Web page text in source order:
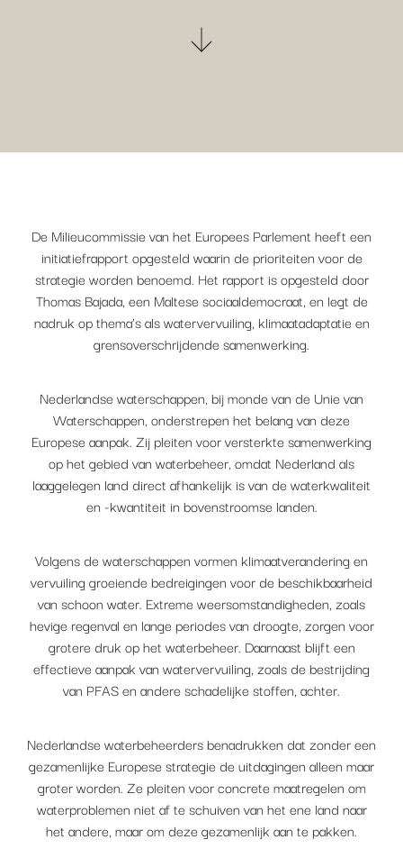
De Milieucommissie van het Europees Parlement heeft een
initiatiefrapport opgesteld waarin de prioriteiten voor de
strategie worden benoemd. Het rapport is opgesteld door
Thomas Bajada, een Maltese sociaaldemocraat, en legt de
nadruk op thema’s als watervervuiling, klimaatadaptatie en
grensoverschrijdende samenwerking.
Nederlandse waterschappen, bij monde van de Unie van
Waterschappen, onderstrepen het belang van deze
Europese aanpak. Zij pleiten voor versterkte samenwerking
op het gebied van waterbeheer, omdat Nederland als
laaggelegen land direct afhankelijk is van de waterkwaliteit
en -kwantiteit in bovenstroomse landen.
Volgens de waterschappen vormen klimaatverandering en
vervuiling groeiende bedreigingen voor de beschikbaarheid
van schoon water. Extreme weersomstandigheden, zoals
hevige regenval en lange periodes van droogte, zorgen voor
grotere druk op het waterbeheer. Daarnaast blijft een
effectieve aanpak van watervervuiling, zoals de bestrijding
van PFAS en andere schadelijke stoffen, achter.
Nederlandse waterbeheerders benadrukken dat zonder een
gezamenlijke Europese strategie de uitdagingen alleen maar
groter worden. Ze pleiten voor concrete maatregelen om
waterproblemen niet af te schuiven van het ene land naar
het andere, maar om deze gezamenlijk aan te pakken.